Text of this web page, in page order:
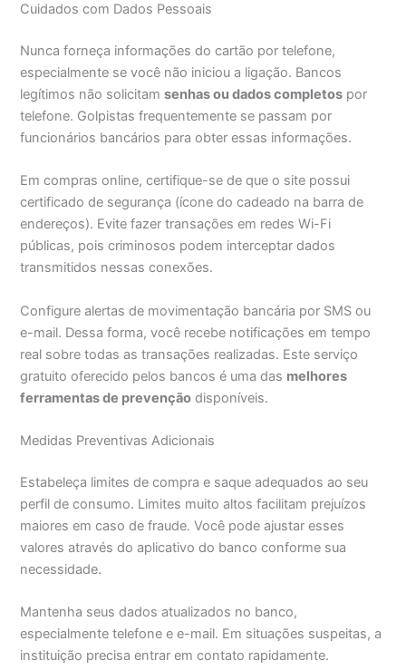
Cuidados com Dados Pessoais
Nunca forneça informações do cartão por telefone,
especialmente se você não iniciou a ligação. Bancos
legítimos não solicitamsenhas ou dados completos por
telefone. Golpistas frequentemente se passam por
funcionários bancários para obter essas informações.
Em compras online, certifique-se de que o site possui
certificado de segurança (ícone do cadeado na barra de
endereços). Evite fazer transações em redes Wi-Fi
públicas, pois criminosos podem interceptar dados
transmitidos nessas conexões.
Configure alertas de movimentação bancária por SMS ou
e-mail. Dessa forma, você recebe notificações em tempo
real sobre todas as transações realizadas. Este serviço
gratuito oferecido pelos bancos é uma das melhores
ferramentas de prevenção disponíveis.
Medidas Preventivas Adicionais
Estabeleça limites de compra e saque adequados ao seu
perfil de consumo. Limites muito altos facilitam prejuízos
maiores em caso de fraude. Você pode ajustar esses
valores através do aplicativo do banco conforme sua
necessidade.
Mantenha seus dados atualizados no banco,
especialmente telefone e e-mail. Em situações suspeitas, a
instituição precisa entrar em contato rapidamente.